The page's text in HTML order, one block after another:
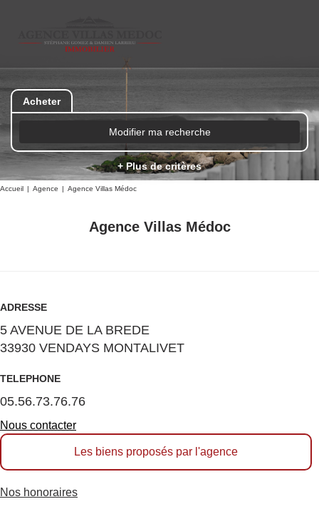
Acheter
Modifier ma recherche
+ Plus de critères
Accueil Agence Agence Villas Médoc
Agence Villas Médoc
ADRESSE
5 AVENUE DE LA BREDE
33930 VENDAYS MONTALIVET
TELEPHONE
05.56.73.76.76
Nous contacter
Les biens proposés par l'agence
Nos honoraires